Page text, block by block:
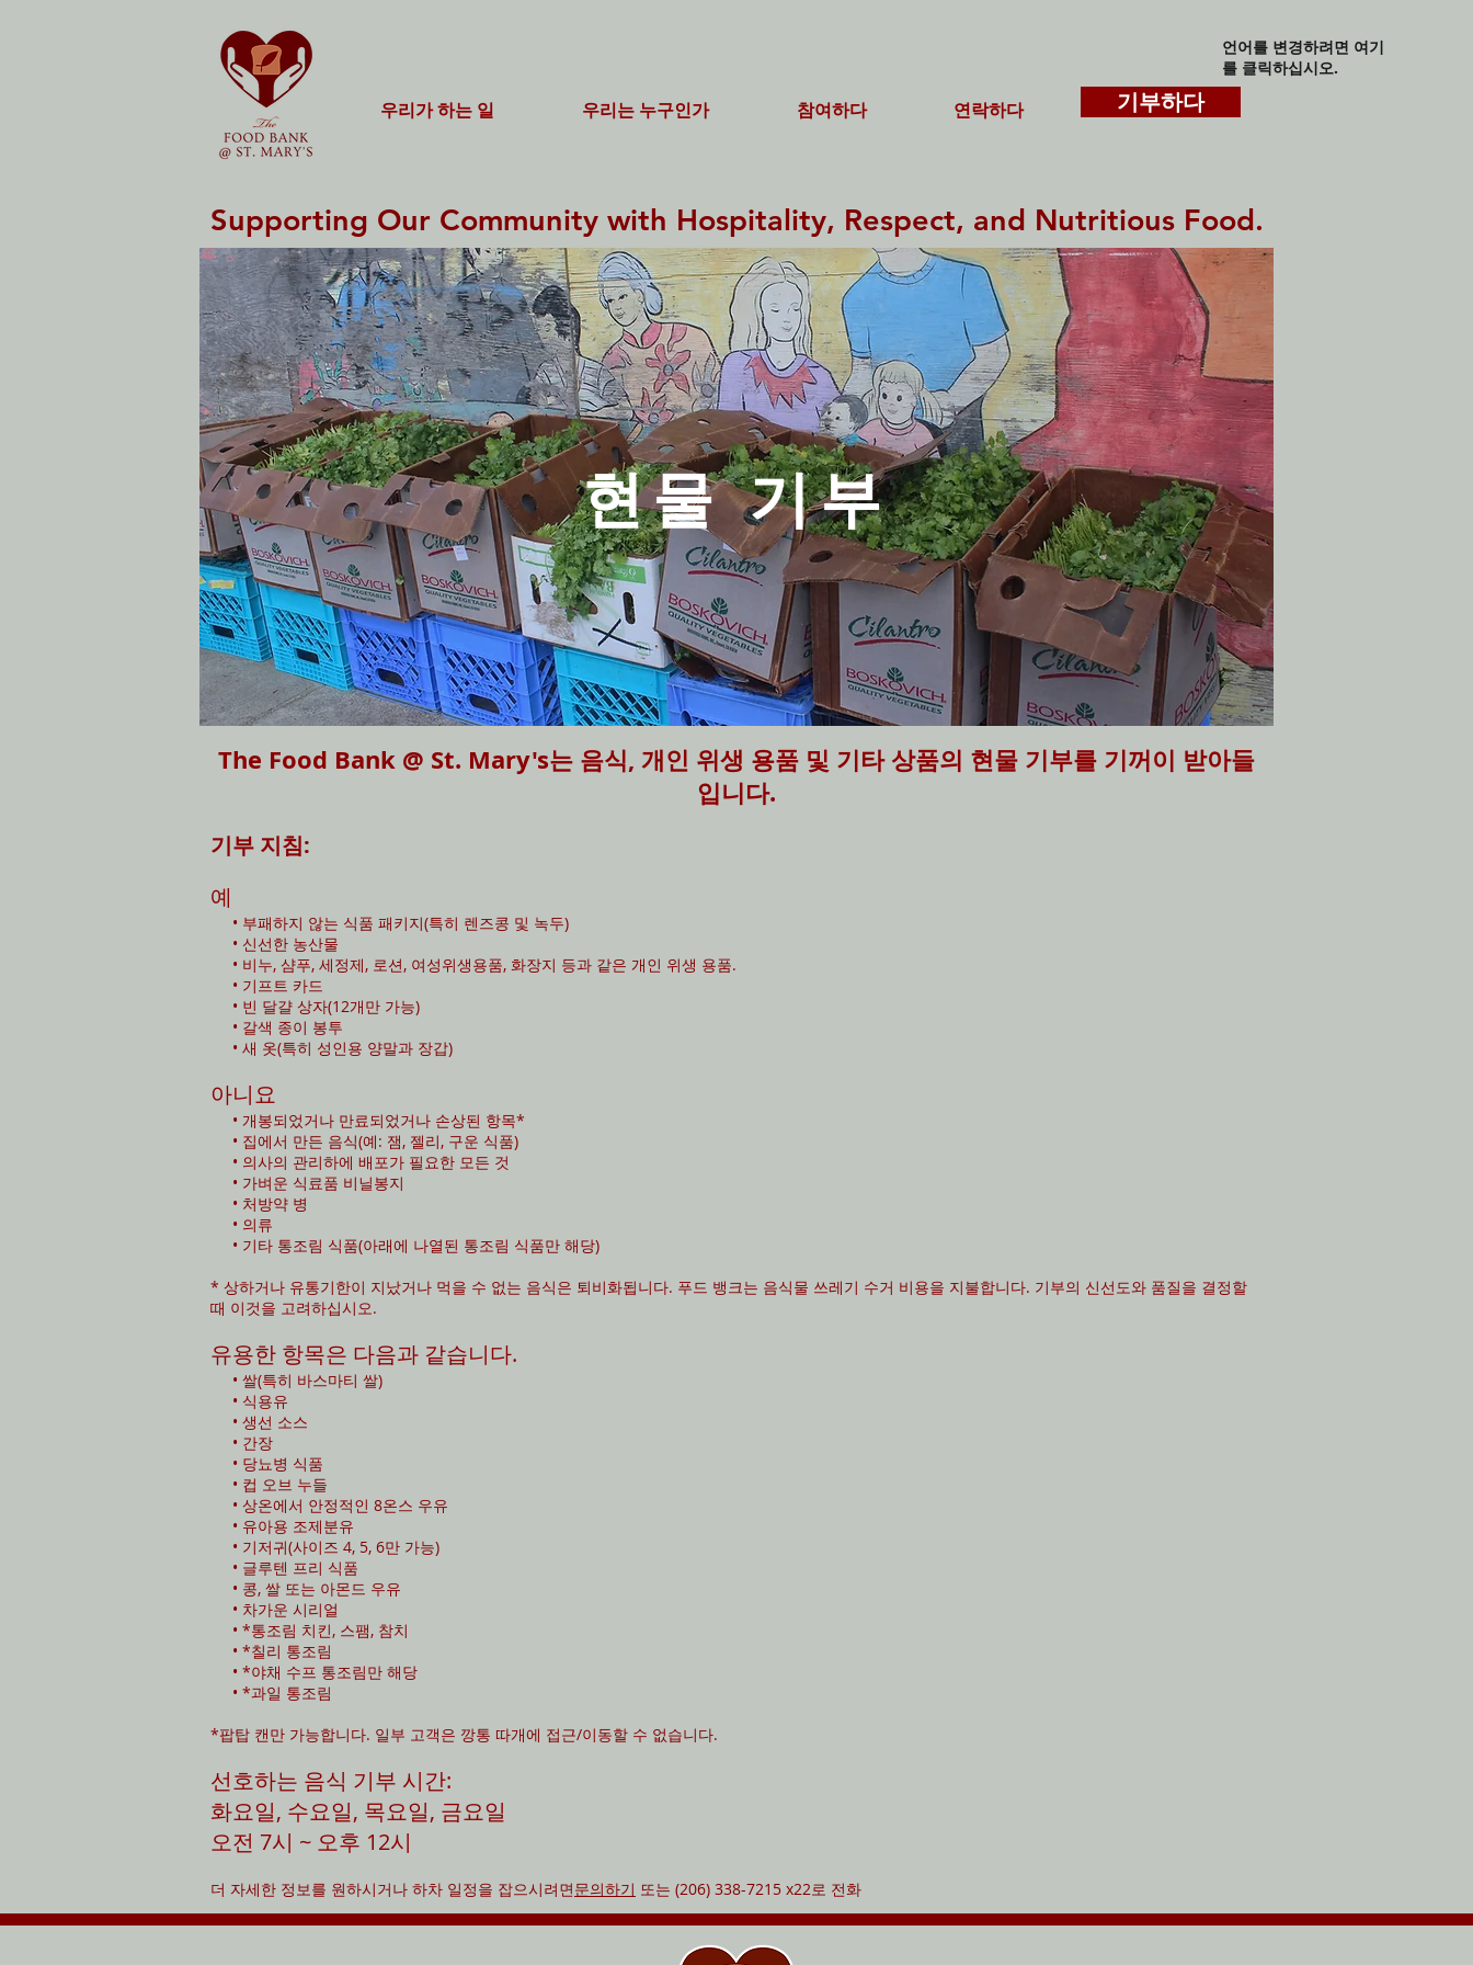
언어를 변경하려면 여기
를 클릭하십시오.
우리가 하는 일 우리는 누구인가 참여하다 연락하다 기부하다
Supporting Our Community with Hospitality, Respect, and Nutritious Food.
현물 기부
The Food Bank @ St. Mary's는 음식, 개인 위생 용품 및 기타 상품의 현물 기부를 기꺼이 받아들
입니다.
기부 지침:
예
• 부패하지 않는 식품 패키지(특히 렌즈콩 및 녹두)
• 신선한 농산물
• 비누, 샴푸, 세정제, 로션, 여성위생용품, 화장지 등과 같은 개인 위생 용품.
• 기프트 카드
• 빈 달걀 상자(12개만 가능)
• 갈색 종이 봉투
• 새 옷(특히 성인용 양말과 장갑)
아니요
• 개봉되었거나 만료되었거나 손상된 항목*
• 집에서 만든 음식(예: 잼, 젤리, 구운 식품)
• 의사의 관리하에 배포가 필요한 모든 것
• 가벼운 식료품 비닐봉지
• 처방약 병
• 의류
• 기타 통조림 식품(아래에 나열된 통조림 식품만 해당)
* 상하거나 유통기한이 지났거나 먹을 수 없는 음식은 퇴비화됩니다. 푸드 뱅크는 음식물 쓰레기 수거 비용을 지불합니다. 기부의 신선도와 품질을 결정할
때 이것을 고려하십시오.
유용한 항목은 다음과 같습니다.
• 쌀(특히 바스마티 쌀)
• 식용유
• 생선 소스
• 간장
• 당뇨병 식품
• 컵 오브 누들
• 상온에서 안정적인 8온스 우유
• 유아용 조제분유
• 기저귀(사이즈 4, 5, 6만 가능)
• 글루텐 프리 식품
• 콩, 쌀 또는 아몬드 우유
• 차가운 시리얼
• *통조림 치킨, 스팸, 참치
• *칠리 통조림
• *야채 수프 통조림만 해당
• *과일 통조림
*팝탑 캔만 가능합니다. 일부 고객은 깡통 따개에 접근/이동할 수 없습니다.
선호하는 음식 기부 시간:
화요일, 수요일, 목요일, 금요일
오전 7시 ~ 오후 12시
더 자세한 정보를 원하시거나 하차 일정을 잡으시려면문의하기 또는 (206) 338-7215 x22로 전화